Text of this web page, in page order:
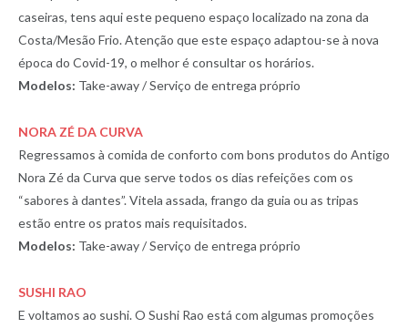
caseiras, tens aqui este pequeno espaço localizado na zona da
Costa/Mesão Frio. Atenção que este espaço adaptou-se à nova
época do Covid-19, o melhor é consultar os horários.
Modelos: Take-away / Serviço de entrega próprio
NORA ZÉ DA CURVA
Regressamos à comida de conforto com bons produtos do Antigo
Nora Zé da Curva que serve todos os dias refeições com os
“sabores à dantes”. Vitela assada, frango da guia ou as tripas
estão entre os pratos mais requisitados.
Modelos: Take-away / Serviço de entrega próprio
SUSHI RAO
E voltamos ao sushi. O Sushi Rao está com algumas promoções